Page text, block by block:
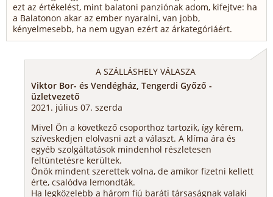
ezt az értékelést, mint balatoni panziónak adom, kifejtve: ha
a Balatonon akar az ember nyaralni, van jobb,
kényelmesebb, ha nem ugyan ezért az árkategóriáért.
A SZÁLLÁSHELY VÁLASZA
Viktor Bor- és Vendégház, Tengerdi Győző -
üzletvezető
2021. július 07. szerda
Mivel Ön a következő csoporthoz tartozik, így kérem,
szíveskedjen elolvasni azt a választ. A klíma ára és
egyéb szolgáltatások mindenhol részletesen
feltüntetésre kerültek.
Önök mindent szerettek volna, de amikor fizetni kellett
érte, csalódva lemondták.
Ha legközelebb a három fiú baráti társaságnak valaki